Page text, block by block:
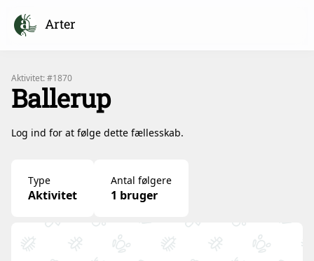
Arter
Aktivitet: #1870
Ballerup
Log ind for at følge dette fællesskab.
Type
Aktivitet
Antal følgere
1 bruger